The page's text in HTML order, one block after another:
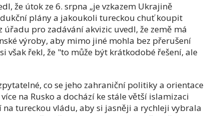
že útok ze 6. srpna „je vzkazem Ukrajině
plány a jakoukoli tureckou chuť koupit
pro zadávání akvizic uvedl, že země má
výroby, aby mimo jiné mohla bez přerušení
však řekl, že "to může být krátkodobé řešení, ale
co se jeho zahraniční politiky a orientace
na Rusko a dochází ke stále větší islamizaci
tureckou vládu, aby si jasněji a rychleji vybrala